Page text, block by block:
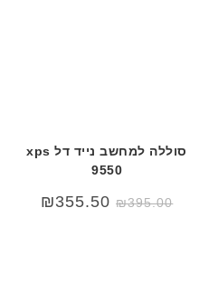
סוללה למחשב נייד דל xps
9550
₪395.00
₪355.50